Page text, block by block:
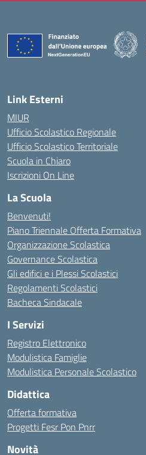
Link Esterni
MIUR
Ufficio Scolastico Regionale
Ufficio Scolastico Territoriale
Scuola in Chiaro
Iscrizioni On Line
La Scuola
Benvenuti!
Piano Triennale Offerta Formativa
Organizzazione Scolastica
Governance Scolastica
Gli edifici e i Plessi Scolastici
Regolamenti Scolastici
Bacheca Sindacale
I Servizi
Registro Elettronico
Modulistica Famiglie
Modulistica Personale Scolastico
Didattica
Offerta formativa
Progetti Fesr Pon Pnrr
Novità